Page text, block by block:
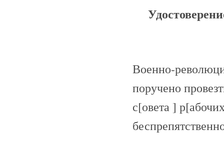
Военно-
поручено
с[овета ]